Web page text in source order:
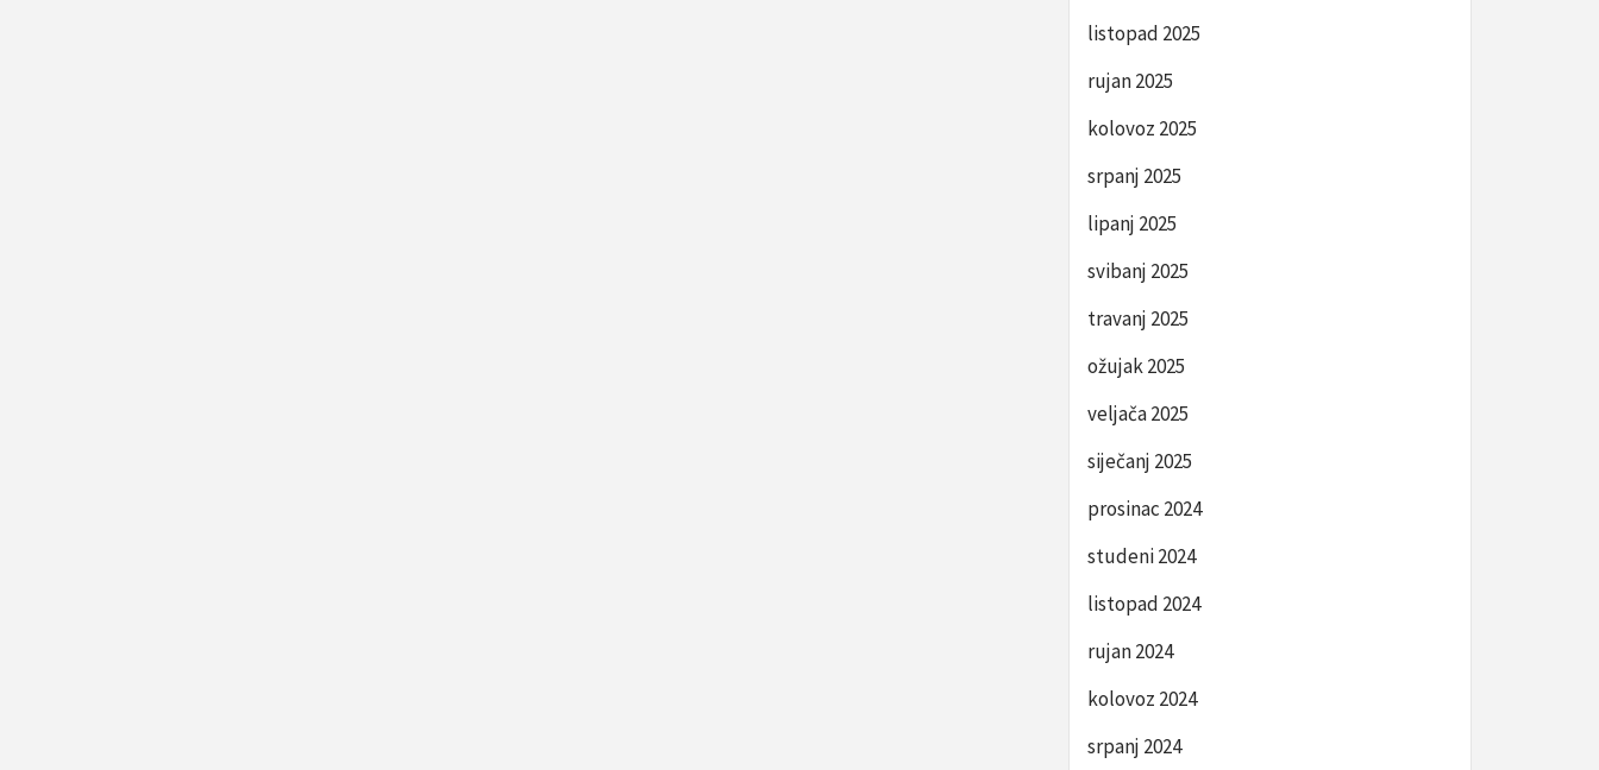
listopad 2025
rujan 2025
kolovoz 2025
srpanj 2025
lipanj 2025
svibanj 2025
travanj 2025
ožujak 2025
veljača 2025
siječanj 2025
prosinac 2024
studeni 2024
listopad 2024
rujan 2024
kolovoz 2024
srpanj 2024